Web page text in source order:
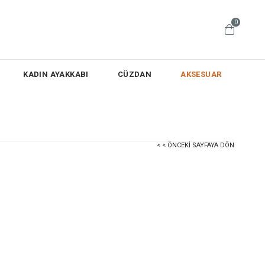
0
KADIN AYAKKABI CÜZDAN AKSESUAR
< < ÖNCEKI SAYFAYA DÖN